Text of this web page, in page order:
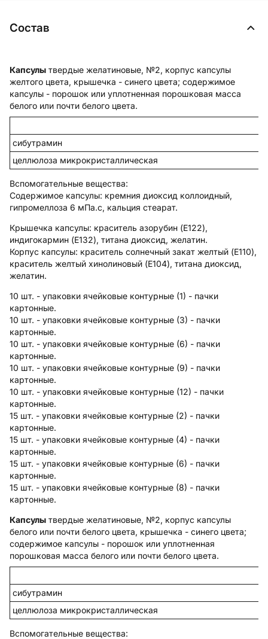
Состав
Капсулы твердые желатиновые, №2, корпус капсулы
желтого цвета, крышечка - синего цвета; содержимое
капсулы - порошок или уплотненная порошковая масса
белого или почти белого цвета.
сибутрамин
целлюлоза микрокристаллическая
Вспомогательные вещества:
Содержимое капсулы: кремния диоксид коллоидный,
гипромеллоза 6 мПа.с, кальция стеарат.
Крышечка капсулы: краситель азорубин (E122),
индигокармин (E132), титана диоксид, желатин.
Корпус капсулы: краситель солнечный закат желтый (E110),
краситель желтый хинолиновый (E104), титана диоксид,
желатин.
10 шт. - упаковки ячейковые контурные (1) - пачки
картонные.
10 шт. - упаковки ячейковые контурные (3) - пачки
картонные.
10 шт. - упаковки ячейковые контурные (6) - пачки
картонные.
10 шт. - упаковки ячейковые контурные (9) - пачки
картонные.
10 шт. - упаковки ячейковые контурные (12) - пачки
картонные.
15 шт. - упаковки ячейковые контурные (2) - пачки
картонные.
15 шт. - упаковки ячейковые контурные (4) - пачки
картонные.
15 шт. - упаковки ячейковые контурные (6) - пачки
картонные.
15 шт. - упаковки ячейковые контурные (8) - пачки
картонные.
Капсулы твердые желатиновые, №2, корпус капсулы
белого или почти белого цвета, крышечка - синего цвета;
содержимое капсулы - порошок или уплотненная
порошковая масса белого или почти белого цвета.
сибутрамин
целлюлоза микрокристаллическая
Вспомогательные вещества: